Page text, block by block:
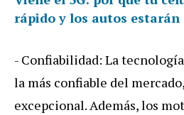
rápido y los autos estarán
- Confiabilidad: La
la más confiable del
excepcional. Además, los